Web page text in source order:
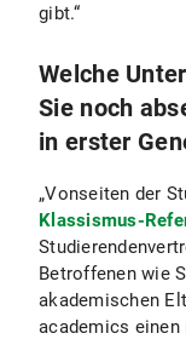
gibt.“
Welche
Sie noch
in erster
„Vonseiten der
Klassismus-
Betroffenen wie
akademischen
academics einen